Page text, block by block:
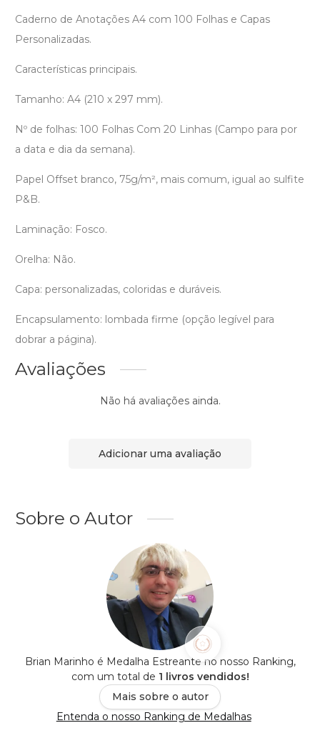
Caderno de Anotações A4 com 100 Folhas e Capas
Personalizadas.
Características principais.
Tamanho: A4 (210 x 297 mm).
Nº de folhas: 100 Folhas Com 20 Linhas (Campo para por
a data e dia da semana).
Papel Offset branco, 75g/m², mais comum, igual ao sulfite
P&B.
Laminação: Fosco.
Orelha: Não.
Capa: personalizadas, coloridas e duráveis.
Encapsulamento: lombada firme (opção legível para
dobrar a página).
Avaliações
Não há avaliações ainda.
Adicionar uma avaliação
Sobre o Autor
Brian Marinho é Medalha Estreante no nosso Ranking,
com um total de 1 livros vendidos!
Mais sobre o autor
Entenda o nosso Ranking de Medalhas